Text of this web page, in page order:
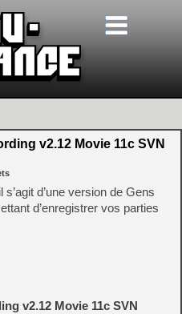
v2.12 Movie 11c SVN
d’une version de Gens
d’enregistrer vos parties
v2.12 Movie 11c SVN